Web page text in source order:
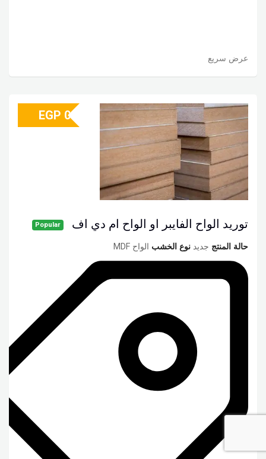
عرض سريع
توريد الواح الفايبر او الواح ام دي اف Popular
حالة المنتج جديد نوع الخشب الواح MDF
EGP 0